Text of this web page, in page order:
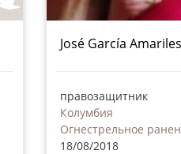
José García Amariles
правозащитник
Колумбия
Огнестрельное
18/08/2018